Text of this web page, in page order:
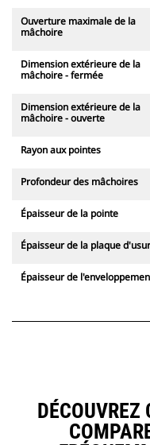
Ouverture maximale de la
mâchoire
Dimension extérieure de la
mâchoire - fermée
Dimension extérieure de la
mâchoire - ouverte
Rayon aux pointes
Profondeur des mâchoires
Épaisseur de la pointe
Épaisseur de la plaque
Épaisseur de